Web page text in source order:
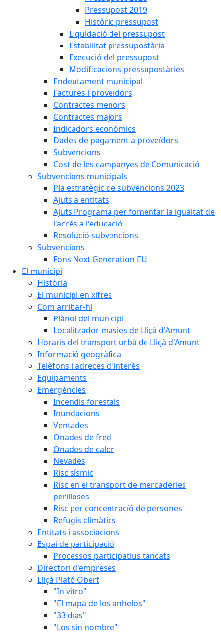
Pressupost 2019
Històric pressupost
Liquidació del pressupost
Estabilitat pressupostària
Execució del pressupost
Modificacions pressupostàries
Endeutament municipal
Factures i proveïdors
Contractes menors
Contractes majors
Indicadors econòmics
Dades de pagament a proveïdors
Subvencions
Cost de les campanyes de Comunicació
Subvencions municipals
Pla estratègic de subvencions 2023
Ajuts a entitats
Ajuts Programa per fomentar la igualtat de
l'accés a l'educació
Resolució subvencions
Subvencions
Fons Next Generation EU
El municipi
Història
El municipi en xifres
Com arribar-hi
Plànol del municipi
Localitzador masies de Lliçà d'Amunt
Horaris del transport urbà de Lliçà d'Amunt
Informació geogràfica
Telèfons i adreces d'interès
Equipaments
Emergències
Incendis forestals
Inundacions
Ventades
Onades de fred
Onades de calor
Nevades
Risc sísmic
Risc en el transport de mercaderies
perilloses
Risc per concentracíó de persones
Refugis climàtics
Entitats i associacions
Espai de participació
Processos participatius tancats
Directori d'empreses
Lliçà Plató Obert
"In vitro"
"El mapa de los anhelos"
"33 días"
"Los sin nombre"